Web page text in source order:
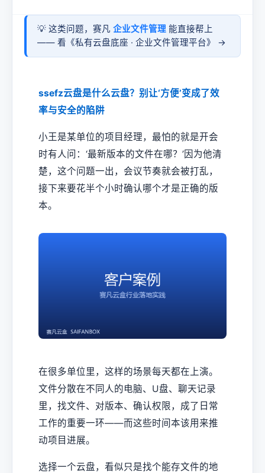
💡 这类问题，赛凡 企业文件管理 能直接帮上
—— 看《私有云盘底座 · 企业文件管理平台》 →
ssefz云盘是什么云盘？别让‘方便’变成了效
率与安全的陷阱
小王是某单位的项目经理，最怕的就是开会
时有人问：‘最新版本的文件在哪？’因为他清
楚，这个问题一出，会议节奏就会被打乱，
接下来要花半个小时确认哪个才是正确的版
本。
在很多单位里，这样的场景每天都在上演。
文件分散在不同人的电脑、U盘、聊天记录
里，找文件、对版本、确认权限，成了日常
工作的重要一环——而这些时间本该用来推
动项目进展。
选择一个云盘，看似只是找个能存文件的地